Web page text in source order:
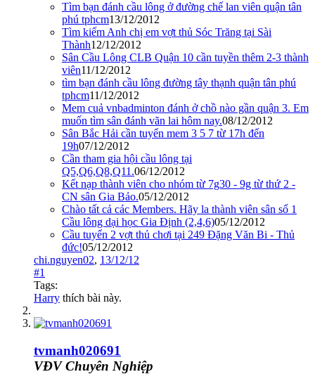
Tìm bạn đánh cầu lông ở đường chế lan viên quận tân
phú tphcm13/12/2012
Tìm kiếm Anh chị em vợt thủ Sóc Trăng tại Sài
Thành12/12/2012
Sân Cầu Lông CLB Quận 10 cần tuyền thêm 2-3 thành
viên11/12/2012
tìm bạn đánh cầu lông đường tây thạnh quận tân phú
tphcm11/12/2012
Mem cuả vnbadminton đánh ở chồ nào gần quận 3. Em
muốn tìm sân đánh vãn lai hôm nay.08/12/2012
Sân Bắc Hải cần tuyển mem 3 5 7 từ 17h đến
19h07/12/2012
Cần tham gia hội cầu lông tại
Q5,Q6,Q8,Q11.06/12/2012
Kết nạp thành viên cho nhóm từ 7g30 - 9g từ thứ 2 -
CN sân Gia Bảo.05/12/2012
Chào tất cả các Members. Hãy la thành viên sân số 1
Cầu lông dại học Gia Định (2,4,6)05/12/2012
Cầu tuyển 2 vợt thủ chơi tại 249 Đặng Văn Bi - Thủ
đức!05/12/2012
chi.nguyen02, 13/12/12
#1
Tags:
Harry thích bài này.
tvmanh020691
VĐV Chuyên Nghiệp